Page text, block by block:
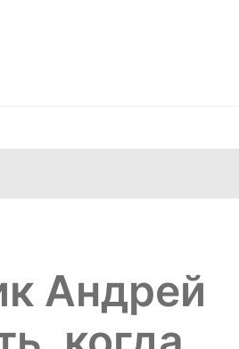
Андрей